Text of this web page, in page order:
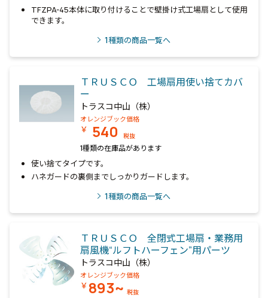
TFZPA-45本体に取り付けることで壁掛け式工場扇として使用
できます。
1種類の商品一覧へ
ＴＲＵＳＣＯ 工場扇用使い捨てカバ
ー
トラスコ中山（株）
オレンジブック価格
￥ 540 税抜
1種類の在庫品があります
使い捨てタイプです。
ハネガードの裏側までしっかりガードします。
1種類の商品一覧へ
ＴＲＵＳＣＯ 全閉式工場扇・業務用
扇風機“ルフトハーフェン”用パーツ
トラスコ中山（株）
オレンジブック価格
￥ 893~ 税抜